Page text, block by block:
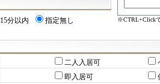
15分以内 指定無し ※CTRL+Click
二人入居可
即入居可